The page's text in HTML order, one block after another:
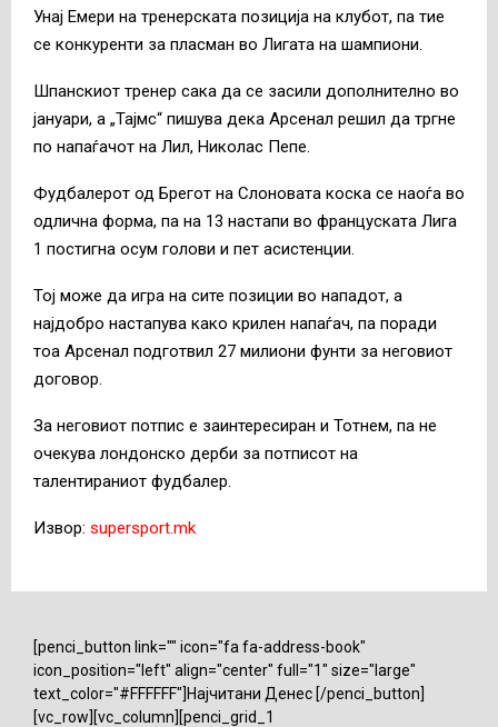
Унај Емери на тренерската позиција на клубот, па тие
се конкуренти за пласман во Лигата на шампиони.
Шпанскиот тренер сака да се засили дополнително во
јануари, а „Тајмс“ пишува дека Арсенал решил да тргне
по напаѓачот на Лил, Николас Пепе.
Фудбалерот од Брегот на Слоновата коска се наоѓа во
одлична форма, па на 13 настапи во француската Лига
1 постигна осум голови и пет асистенции.
Тој може да игра на сите позиции во нападот, а
најдобро настапува како крилен напаѓач, па поради
тоа Арсенал подготвил 27 милиони фунти за неговиот
договор.
За неговиот потпис е заинтересиран и Тотнем, па не
очекува лондонско дерби за потписот на
талентираниот фудбалер.
Извор: supersport.mk
[penci_button link="" icon="fa fa-address-book"
icon_position="left" align="center" full="1" size="large"
text_color="#FFFFFF"]Најчитани Денес [/penci_button]
[vc_row][vc_column][penci_grid_1